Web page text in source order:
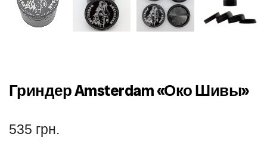
Гриндер Amsterdam «Око Шивы»
535 грн.